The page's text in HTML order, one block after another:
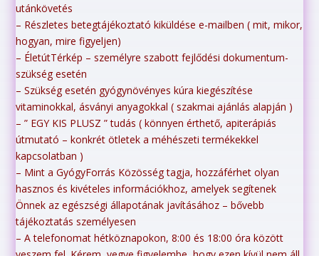
utánkövetés
– Részletes betegtájékoztató kiküldése e-mailben ( mit, mikor,
hogyan, mire figyeljen)
– ÉletútTérkép – személyre szabott fejlődési dokumentum-
szükség esetén
– Szükség esetén gyógynövényes kúra kiegészítése
vitaminokkal, ásványi anyagokkal ( szakmai ajánlás alapján )
– ” EGY KIS PLUSZ ” tudás ( könnyen érthető, apiterápiás
útmutató – konkrét ötletek a méhészeti termékekkel
kapcsolatban )
– Mint a GyógyForrás Közösség tagja, hozzáférhet olyan
hasznos és kivételes információkhoz, amelyek segítenek
Önnek az egészségi állapotának javításához – bővebb
tájékoztatás személyesen
– A telefonomat hétköznapokon, 8:00 és 18:00 óra között